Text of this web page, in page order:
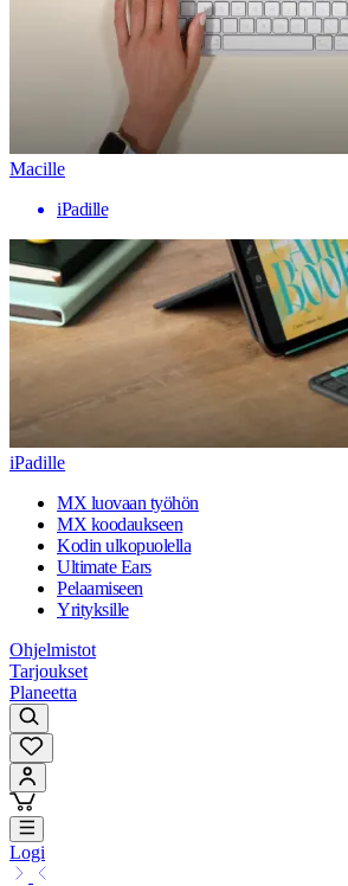
Macille
iPadille
iPadille
MX luovaan työhön
MX koodaukseen
Kodin ulkopuolella
Ultimate Ears
Pelaamiseen
Yrityksille
Ohjelmistot
Tarjoukset
Planeetta
Logi